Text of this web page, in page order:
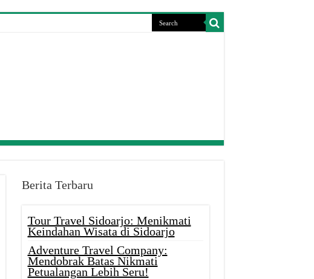
Berita Terbaru
Tour Travel Sidoarjo: Menikmati
Keindahan Wisata di Sidoarjo
Adventure Travel Company:
Mendobrak Batas Nikmati
Petualangan Lebih Seru!